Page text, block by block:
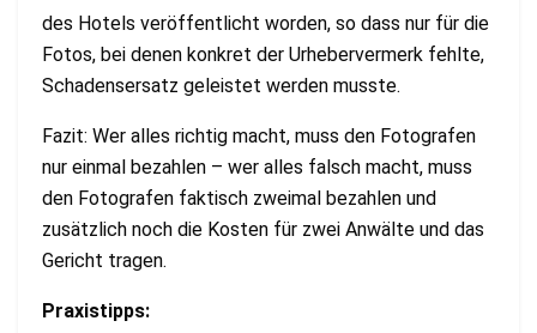
des Hotels veröffentlicht worden, so dass nur für die
Fotos, bei denen konkret der Urhebervermerk fehlte,
Schadensersatz geleistet werden musste.
Fazit: Wer alles richtig macht, muss den Fotografen
nur einmal bezahlen – wer alles falsch macht, muss
den Fotografen faktisch zweimal bezahlen und
zusätzlich noch die Kosten für zwei Anwälte und das
Gericht tragen.
Praxistipps: